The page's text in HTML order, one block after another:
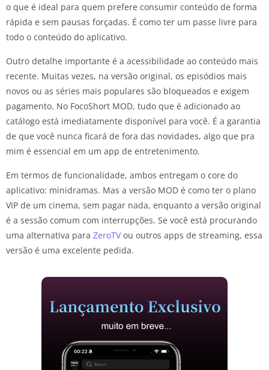
o que é ideal para quem prefere consumir conteúdo de forma
rápida e sem pausas forçadas. É como ter um passe livre para
todo o conteúdo do aplicativo.
Outro detalhe importante é a acessibilidade ao conteúdo mais
recente. Muitas vezes, na versão original, os episódios mais
novos ou as séries mais populares são bloqueados e exigem
pagamento. No FocoShort MOD, tudo que é adicionado ao
catálogo está imediatamente disponível para você. É a garantia
de que você nunca ficará de fora das novidades, algo que pra
mim é essencial em um app de entretenimento.
Em termos de funcionalidade, ambos entregam o core do
aplicativo: minidramas. Mas a versão MOD é como ter o plano
VIP de um cinema, sem pagar nada, enquanto a versão original
é a sessão comum com interrupções. Se você está procurando
uma alternativa para ZeroTVou outros apps de streaming, essa
versão é uma excelente pedida.